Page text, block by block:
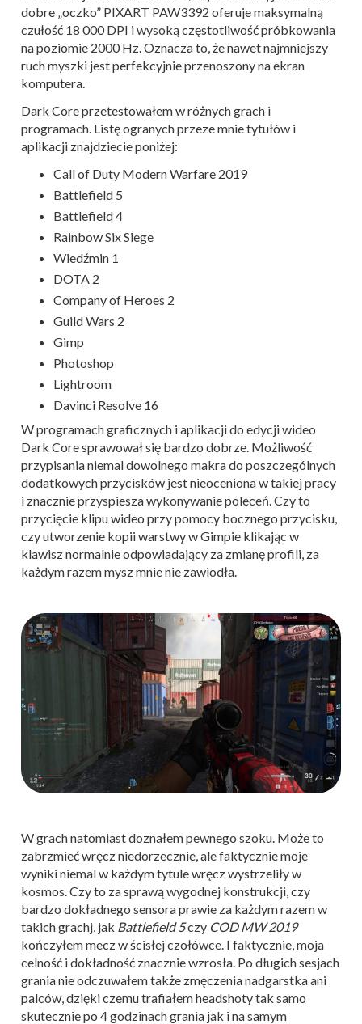
dobre „oczko” PIXART PAW3392 oferuje maksymalną
czułość 18 000 DPI i wysoką częstotliwość próbkowania
na poziomie 2000 Hz. Oznacza to, że nawet najmniejszy
ruch myszki jest perfekcyjnie przenoszony na ekran
komputera.
Dark Core przetestowałem w różnych grach i
programach. Listę ogranych przeze mnie tytułów i
aplikacji znajdziecie poniżej:
Call of Duty Modern Warfare 2019
Battlefield 5
Battlefield 4
Rainbow Six Siege
Wiedźmin 1
DOTA 2
Company of Heroes 2
Guild Wars 2
Gimp
Photoshop
Lightroom
Davinci Resolve 16
W programach graficznych i aplikacji do edycji wideo
Dark Core sprawował się bardzo dobrze. Możliwość
przypisania niemal dowolnego makra do poszczególnych
dodatkowych przycisków jest nieoceniona w takiej pracy
i znacznie przyspiesza wykonywanie poleceń. Czy to
przycięcie klipu wideo przy pomocy bocznego przycisku,
czy utworzenie kopii warstwy w Gimpie klikając w
klawisz normalnie odpowiadający za zmianę profili, za
każdym razem mysz mnie nie zawiodła.
W grach natomiast doznałem pewnego szoku. Może to
zabrzmieć wręcz niedorzecznie, ale faktycznie moje
wyniki niemal w każdym tytule wręcz wystrzeliły w
kosmos. Czy to za sprawą wygodnej konstrukcji, czy
bardzo dokładnego sensora prawie za każdym razem w
takich grachj, jak Battlefield 5czy COD MW 2019
kończyłem mecz w ścisłej czołówce. I faktycznie, moja
celność i dokładność znacznie wzrosła. Po długich sesjach
grania nie odczuwałem także zmęczenia nadgarstka ani
palców, dzięki czemu trafiałem headshoty tak samo
skutecznie po 4 godzinach grania jak i na samym